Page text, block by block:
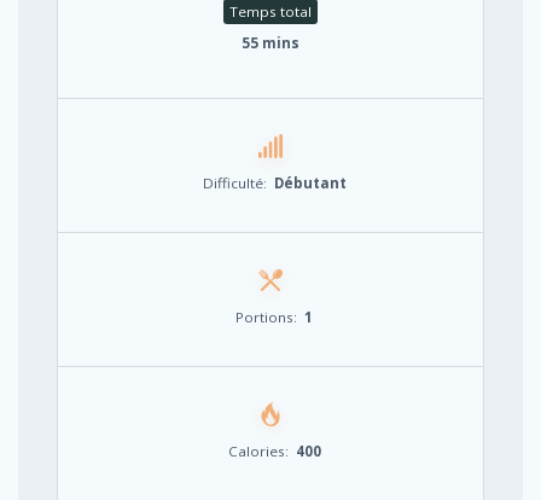
Temps total
55 mins
Difficulté: Débutant
Portions: 1
Calories: 400